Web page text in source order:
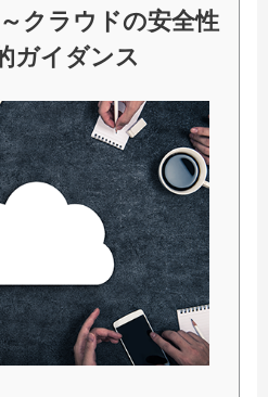
クラウドの安全性
ガイダンス